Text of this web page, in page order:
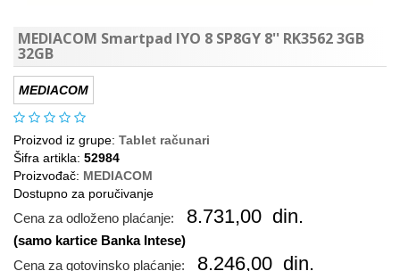
MEDIACOM Smartpad IYO 8 SP8GY 8'' RK3562 3GB
32GB
MEDIACOM
Proizvod iz grupe: Tablet računari
Šifra artikla: 52984
Proizvođač: MEDIACOM
Dostupno za poručivanje
Cena za odloženo plaćanje: 8.731,00 din.
(samo kartice Banka Intese)
Cena za gotovinsko plaćanje:
8.246,00 din.